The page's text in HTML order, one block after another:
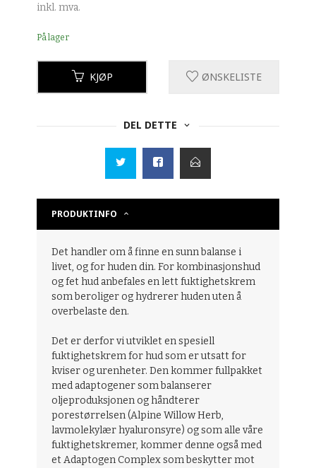
inkl. mva.
På lager
KJØP ØNSKELISTE
DEL DETTE
PRODUKTINFO
Det handler om å finne en sunn balanse i
livet, og for huden din. For kombinasjonshud
og fet hud anbefales en lett fuktighetskrem
som beroliger og hydrerer huden uten å
overbelaste den.
Det er derfor vi utviklet en spesiell
fuktighetskrem for hud som er utsatt for
kviser og urenheter. Den kommer fullpakket
med adaptogener som balanserer
oljeproduksjonen og håndterer
porestørrelsen (Alpine Willow Herb,
lavmolekylær hyaluronsyre) og som alle våre
fuktighetskremer, kommer denne også med
et Adaptogen Complex som beskytter mot